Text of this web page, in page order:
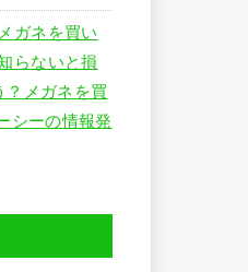
ガネを買い
らないと損
？メガネを買
シーの情報発